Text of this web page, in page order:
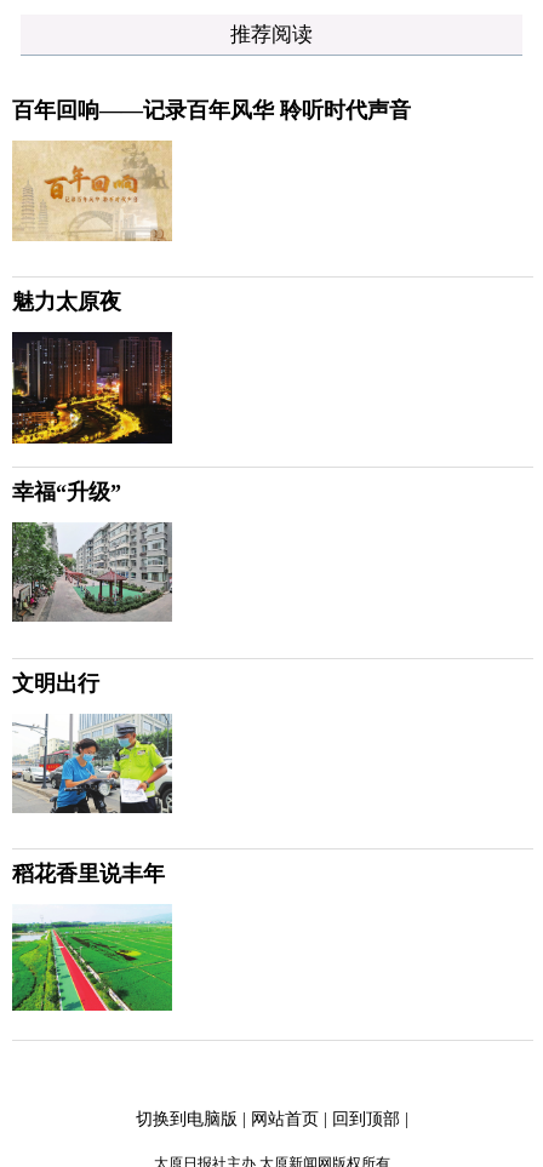
推荐阅读
百年回响——记录百年风华 聆听时代声音
魅力太原夜
幸福“升级”
文明出行
稻花香里说丰年
切换到电脑版 | 网站首页| 回到顶部|
太原日报社主办 太原新闻网版权所有